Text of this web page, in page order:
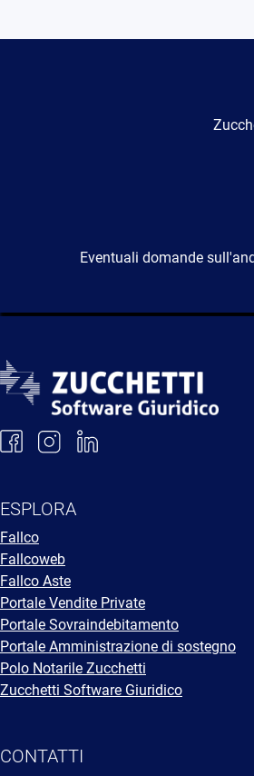
Eventuali domande
ESPLORA
Fallco
Fallcoweb
Fallco Aste
Portale Vendite Private
Portale Sovraindebitamento
Portale Amministrazione di sostegno
Polo Notarile Zucchetti
Zucchetti Software Giuridico
CONTATTI